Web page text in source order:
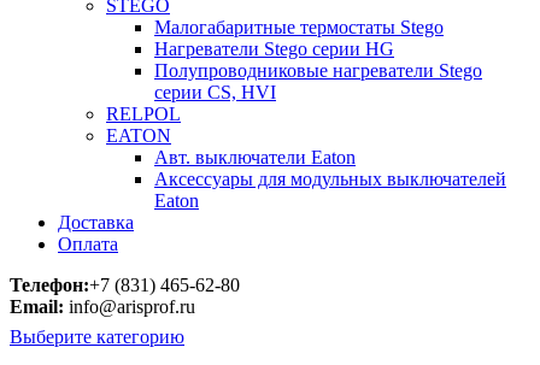
STEGO
Малогабаритные термостаты Stego
Нагреватели Stego серии HG
Полупроводниковые нагреватели Stego
серии CS, HVI
RELPOL
EATON
Авт. выключатели Eaton
Аксессуары для модульных выключателей
Eaton
Доставка
Оплата
Телефон:+7 (831) 465-62-80
Email: info@arisprof.ru
Выберите категорию